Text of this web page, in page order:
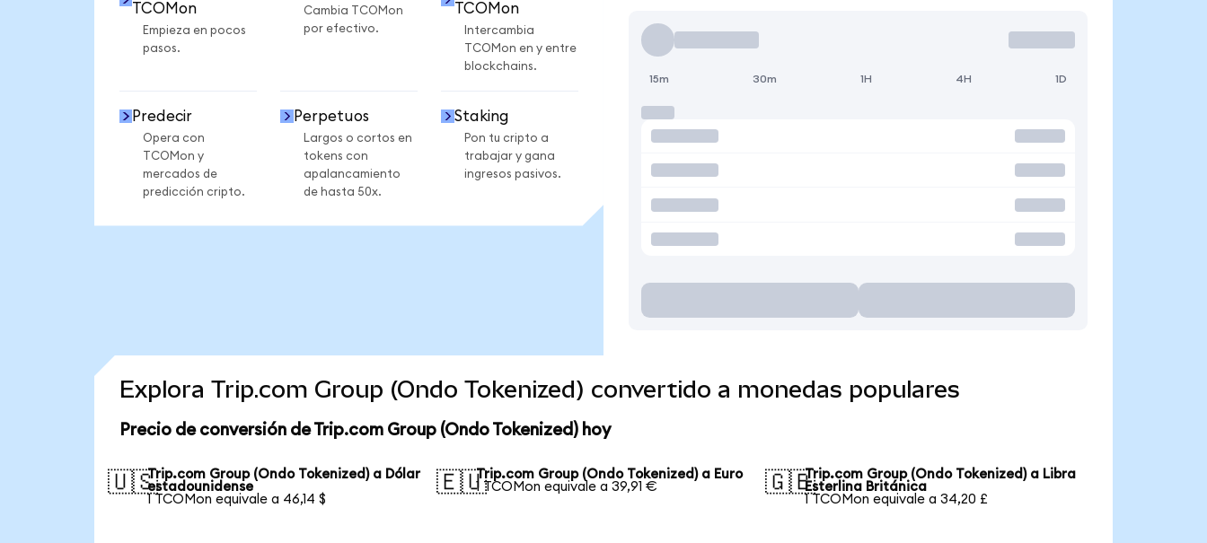
TCOMon
Empieza en pocos
pasos.
Cambia TCOMon
por efectivo.
TCOMon
Intercambia
TCOMon en y entre
blockchains.
Predecir
Opera con
TCOMon y
mercados de
predicción cripto.
Perpetuos
Largos o cortos en
tokens con
apalancamiento
de hasta 50x.
Staking
Pon tu cripto a
trabajar y gana
ingresos pasivos.
15m 30m 1H 4H 1D
Explora Trip.com Group (Ondo Tokenized) convertido a monedas populares
Precio de conversión de Trip.com Group (Ondo Tokenized) hoy
🇺🇸Trip.com Group (Ondo Tokenized) a Dólar
estadounidense
1 TCOMon equivale a 46,14 $
🇪🇺Trip.com Group (Ondo Tokenized) a Euro
1 TCOMon equivale a 39,91 €
🇬🇧Trip.com Group (Ondo Tokenized) a Libra
Esterlina Británica
1 TCOMon equivale a 34,20 £